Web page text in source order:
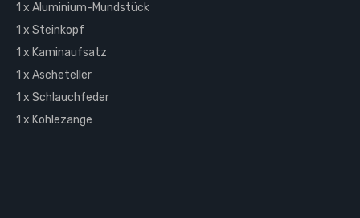
1 x Aluminium-Mundstück
1 x Steinkopf
1 x Kaminaufsatz
1 x Ascheteller
1 x Schlauchfeder
1 x Kohlezange